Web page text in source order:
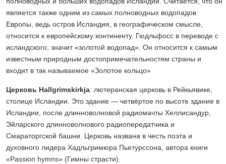
является также одним из самых полноводных водопадов
Европы, ведь остров Исландия, в географическом смысле,
относится к европейскому континенту. Гюдльфосс в переводе с
исландского, значит «золотой водопад». Он относится к самым
известным природным достопримечательностям страны и
входит в так называемое «Золотое кольцо»
Церковь Hallgrimskirkja: лютеранская церковь в Рейкьявике,
столице Исландии. Это здание — четвёртое по высоте здание в
Исландии, после длинноволновой радиомачты Хеллисандур,
Эйларского длинноволнового радиопередатчика и
Смараторгской башни. Церковь названа в честь поэта и
духовного лидера Хадльгримюра Пьетурссона, автора книги
«Passion hymns» (Гимны страсти).